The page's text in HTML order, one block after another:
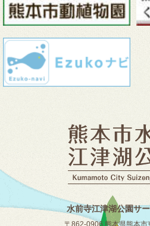
水前寺江津湖公園サ